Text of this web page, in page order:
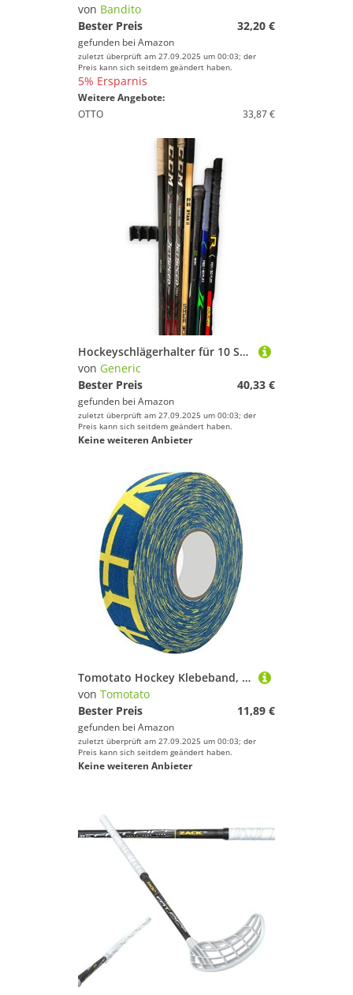
von Bandito
Bester Preis
32,20 €
gefunden bei Amazon
zuletzt überprüft am 27.09.2025 um 00:03; der
Preis kann sich seitdem geändert haben.
5% Ersparnis
Weitere Angebote:
OTTO
33,87 €
Hockeyschlägerhalter für 10 Schläger | Wandhalterung | Eishockeyschläger-Organizer | Senior | Hockeyschläger-Organizer hält bis zu 10 Schläger | Inklusive Befestigungsschrauben für
von Generic
Bester Preis
40,33 €
gefunden bei Amazon
zuletzt überprüft am 27.09.2025 um 00:03; der
Preis kann sich seitdem geändert haben.
Keine weiteren Anbieter
Tomotato Hockey Klebeband, 2,5cm x 25m Hockey Schutzband, Sport Griffe Band für Eishockey und Rollhockeyschläger Sportzubehör, Klingen und Griffschutz(Gelbes Pluszeichen)
von Tomotato
Bester Preis
11,89 €
gefunden bei Amazon
zuletzt überprüft am 27.09.2025 um 00:03; der
Preis kann sich seitdem geändert haben.
Keine weiteren Anbieter